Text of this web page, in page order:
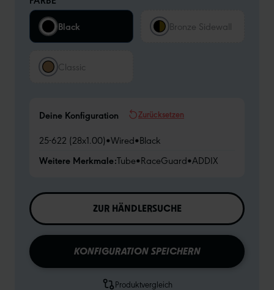
Black
Bronze Sidewall
Classic
Deine Konfiguration Zurücksetzen
25-622 (28x1.00)•Wired•Black
Weitere Merkmale:Tube•RaceGuard•ADDIX
ZUR HÄNDLERSUCHE
KONFIGURATION SPEICHERN
Produktvergleich